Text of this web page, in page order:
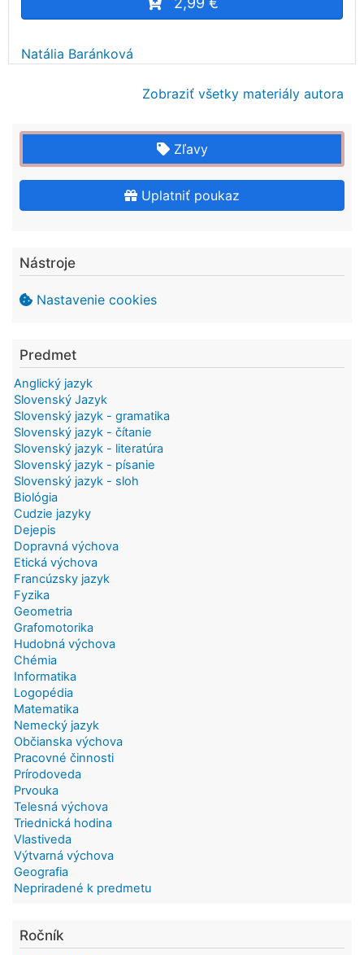
Natália Baránková
Zobraziť všetky materiály autora
Zľavy
Uplatniť poukaz
Nástroje
Nastavenie cookies
Predmet
Anglický jazyk
Slovenský Jazyk
Slovenský jazyk - gramatika
Slovenský jazyk - čítanie
Slovenský jazyk - literatúra
Slovenský jazyk - písanie
Slovenský jazyk - sloh
Biológia
Cudzie jazyky
Dejepis
Dopravná výchova
Etická výchova
Francúzsky jazyk
Fyzika
Geometria
Grafomotorika
Hudobná výchova
Chémia
Informatika
Logopédia
Matematika
Nemecký jazyk
Občianska výchova
Pracovné činnosti
Prírodoveda
Prvouka
Telesná výchova
Triednická hodina
Vlastiveda
Výtvarná výchova
Geografia
Nepriradené k predmetu
Ročník